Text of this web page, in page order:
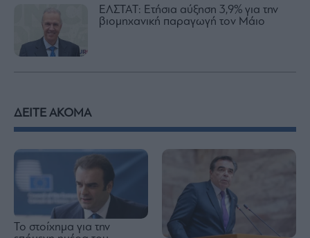
ΕΛΣΤΑΤ: Ετήσια αύξηση 3,9% για την
βιομηχανική παραγωγή τον Μάιο
ΔΕΙΤΕ ΑΚΟΜΑ
Το στοίχημα για την